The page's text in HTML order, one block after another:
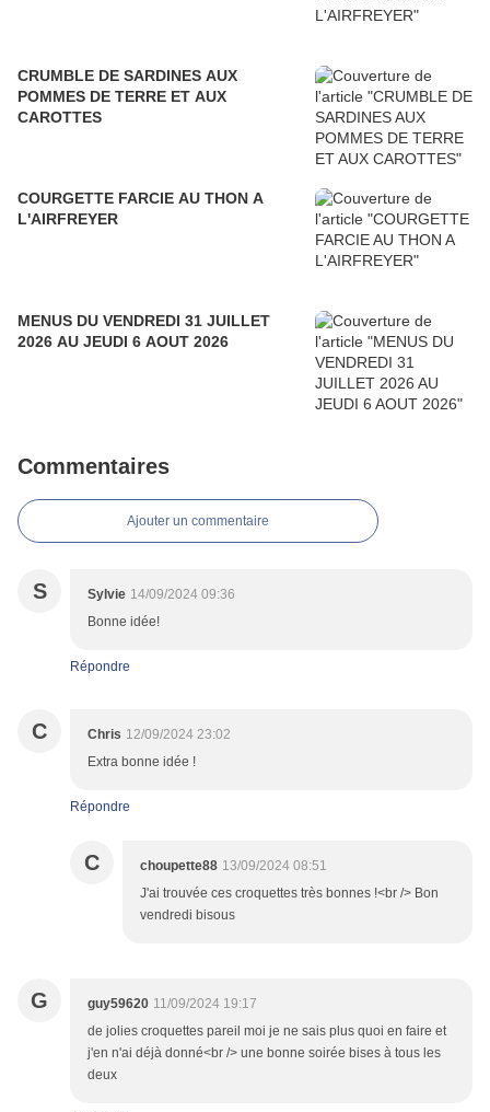
CRUMBLE DE SARDINES AUX
POMMES DE TERRE ET AUX
CAROTTES
COURGETTE FARCIE AU THON A
L'AIRFREYER
MENUS DU VENDREDI 31 JUILLET
2026 AU JEUDI 6 AOUT 2026
Commentaires
Ajouter un commentaire
S Sylvie 14/09/2024 09:36
Bonne idée!
Répondre
C Chris 12/09/2024 23:02
Extra bonne idée !
Répondre
C choupette88 13/09/2024 08:51
J'ai trouvée ces croquettes très bonnes !<br /> Bon
vendredi bisous
G guy59620 11/09/2024 19:17
de jolies croquettes pareil moi je ne sais plus quoi en faire et
j'en n'ai déjà donné<br /> une bonne soirée bises à tous les
deux